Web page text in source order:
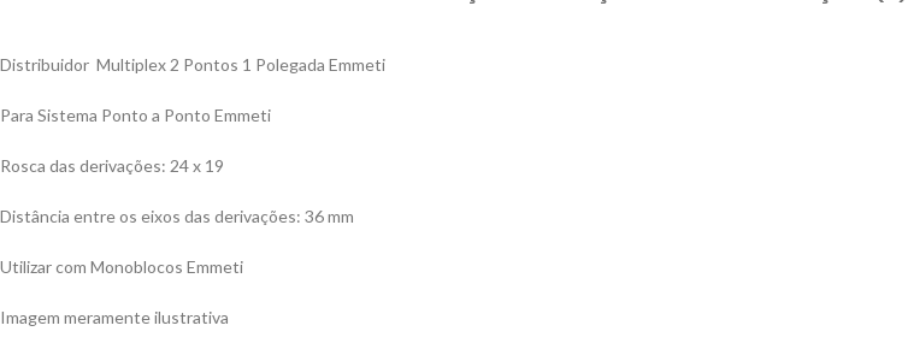
Distribuidor Multiplex 2 Pontos 1 Polegada Emmeti
Para Sistema Ponto a Ponto Emmeti
Rosca das derivações: 24 x 19
Distância entre os eixos das derivações: 36 mm
Utilizar com Monoblocos Emmeti
Imagem meramente ilustrativa